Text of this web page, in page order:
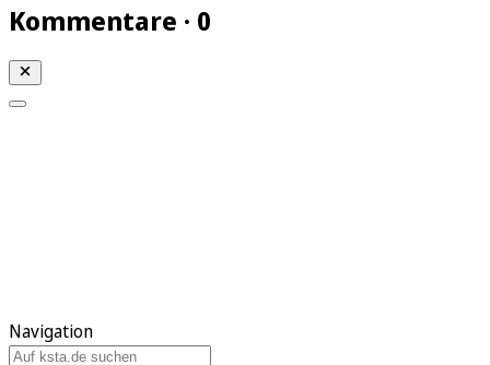
Kommentare · 0
Navigation